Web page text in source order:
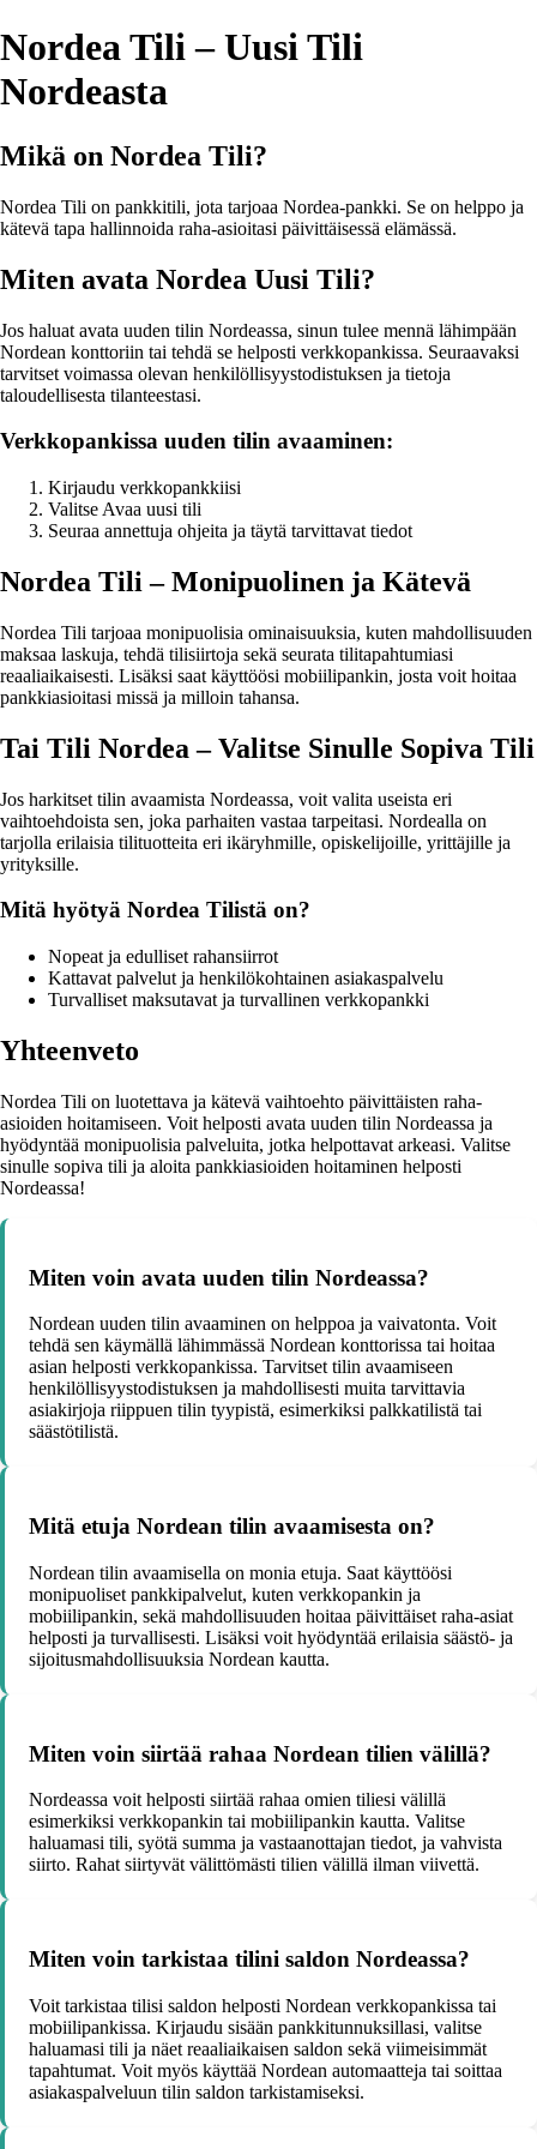
Nordea Tili – Uusi Tili
Nordeasta
Mikä on Nordea Tili?
Nordea Tili on pankkitili, jota tarjoaa Nordea-pankki. Se on helppo ja
kätevä tapa hallinnoida raha-asioitasi päivittäisessä elämässä.
Miten avata Nordea Uusi Tili?
Jos haluat avata uuden tilin Nordeassa, sinun tulee mennä lähimpään
Nordean konttoriin tai tehdä se helposti verkkopankissa. Seuraavaksi
tarvitset voimassa olevan henkilöllisyystodistuksen ja tietoja
taloudellisesta tilanteestasi.
Verkkopankissa uuden tilin avaaminen:
Kirjaudu verkkopankkiisi
Valitse Avaa uusi tili
Seuraa annettuja ohjeita ja täytä tarvittavat tiedot
Nordea Tili – Monipuolinen ja Kätevä
Nordea Tili tarjoaa monipuolisia ominaisuuksia, kuten mahdollisuuden
maksaa laskuja, tehdä tilisiirtoja sekä seurata tilitapahtumiasi
reaaliaikaisesti. Lisäksi saat käyttöösi mobiilipankin, josta voit hoitaa
pankkiasioitasi missä ja milloin tahansa.
Tai Tili Nordea – Valitse Sinulle Sopiva Tili
Jos harkitset tilin avaamista Nordeassa, voit valita useista eri
vaihtoehdoista sen, joka parhaiten vastaa tarpeitasi. Nordealla on
tarjolla erilaisia tilituotteita eri ikäryhmille, opiskelijoille, yrittäjille ja
yrityksille.
Mitä hyötyä Nordea Tilistä on?
Nopeat ja edulliset rahansiirrot
Kattavat palvelut ja henkilökohtainen asiakaspalvelu
Turvalliset maksutavat ja turvallinen verkkopankki
Yhteenveto
Nordea Tili on luotettava ja kätevä vaihtoehto päivittäisten raha-
asioiden hoitamiseen. Voit helposti avata uuden tilin Nordeassa ja
hyödyntää monipuolisia palveluita, jotka helpottavat arkeasi. Valitse
sinulle sopiva tili ja aloita pankkiasioiden hoitaminen helposti
Nordeassa!
Miten voin avata uuden tilin Nordeassa?
Nordean uuden tilin avaaminen on helppoa ja vaivatonta. Voit
tehdä sen käymällä lähimmässä Nordean konttorissa tai hoitaa
asian helposti verkkopankissa. Tarvitset tilin avaamiseen
henkilöllisyystodistuksen ja mahdollisesti muita tarvittavia
asiakirjoja riippuen tilin tyypistä, esimerkiksi palkkatilistä tai
säästötilistä.
Mitä etuja Nordean tilin avaamisesta on?
Nordean tilin avaamisella on monia etuja. Saat käyttöösi
monipuoliset pankkipalvelut, kuten verkkopankin ja
mobiilipankin, sekä mahdollisuuden hoitaa päivittäiset raha-asiat
helposti ja turvallisesti. Lisäksi voit hyödyntää erilaisia säästö- ja
sijoitusmahdollisuuksia Nordean kautta.
Miten voin siirtää rahaa Nordean tilien välillä?
Nordeassa voit helposti siirtää rahaa omien tiliesi välillä
esimerkiksi verkkopankin tai mobiilipankin kautta. Valitse
haluamasi tili, syötä summa ja vastaanottajan tiedot, ja vahvista
siirto. Rahat siirtyvät välittömästi tilien välillä ilman viivettä.
Miten voin tarkistaa tilini saldon Nordeassa?
Voit tarkistaa tilisi saldon helposti Nordean verkkopankissa tai
mobiilipankissa. Kirjaudu sisään pankkitunnuksillasi, valitse
haluamasi tili ja näet reaaliaikaisen saldon sekä viimeisimmät
tapahtumat. Voit myös käyttää Nordean automaatteja tai soittaa
asiakaspalveluun tilin saldon tarkistamiseksi.